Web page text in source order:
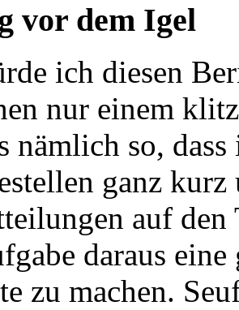
vor dem Igel
ich diesen
nur einem
nämlich so,
ganz
auf
daraus
zu machen.